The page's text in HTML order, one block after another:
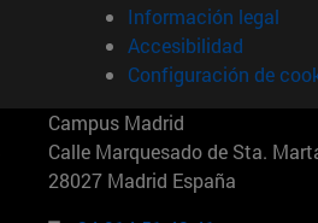
Información legal
Accesibilidad
Configuración de
Campus Madrid
Calle Marquesado de Sta.
28027 Madrid España